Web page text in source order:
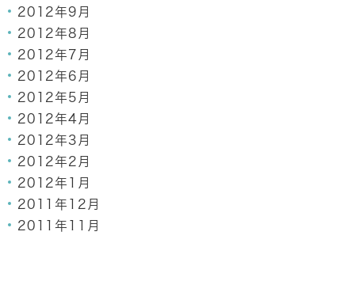
2012年9月
2012年8月
2012年7月
2012年6月
2012年5月
2012年4月
2012年3月
2012年2月
2012年1月
2011年12月
2011年11月